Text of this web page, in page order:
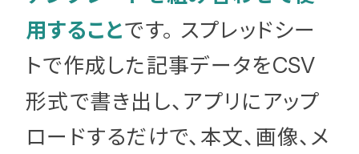
用することです。 スプレッドシー
トで作成した記事データをCSV
形式で書き出し、アプリにアップ
ロードするだけで、本文、画像、メ